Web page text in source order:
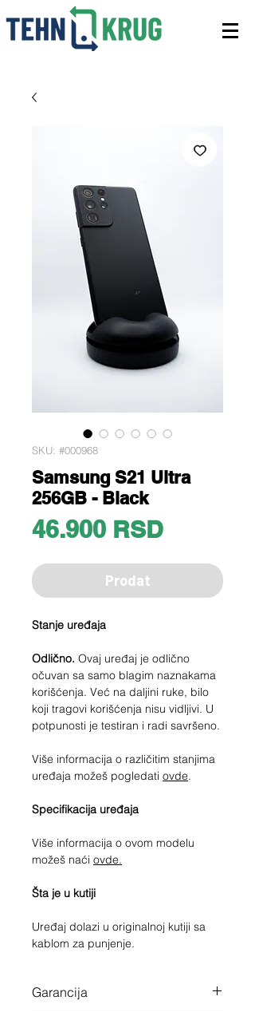
SKU: #000968
Samsung S21 Ultra
256GB - Black
46.900 RSDPrice
Prodat
Stanje uređaja
Odlično. Ovaj uređaj je odlično
očuvan sa samo blagim naznakama
korišćenja. Već na daljini ruke, bilo
koji tragovi korišćenja nisu vidljivi. U
potpunosti je testiran i radi savršeno.
Više informacija o različitim stanjima
uređaja možeš pogledati ovde.
Specifikacija uređaja
Više informacija o ovom modelu
možeš naći ovde.
Šta je u kutiji
Uređaj dolazi u originalnoj kutiji sa
kablom za punjenje.
Garancija